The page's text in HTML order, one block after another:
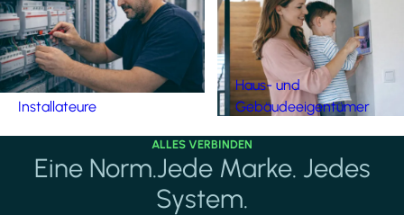
Installateure
Haus- und
Gebäudeeigentümer
ALLES VERBINDEN
Eine Norm.Jede Marke. Jedes
System.